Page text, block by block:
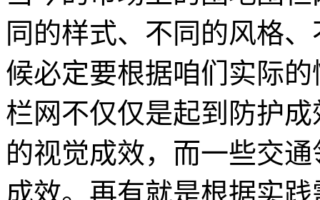
同的样式、不同的风格
候必定要根据咱们实际
栏网不仅仅是起到防护
的视觉成效，而一些交
成效。再有就是根据实